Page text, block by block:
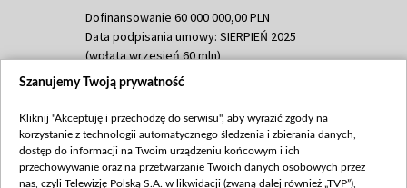
Dofinansowanie 60 000 000,00 PLN
Data podpisania umowy: SIERPIEŃ 2025
(wpłata wrzesień 60 mln)
Dofinansowanie 635 783 051,21 PLN
(wpłata wrzesień 100 mln, październik 350
mln, listopad 265 mln)
Dofinansowanie 48 862 000,00 PLN
Szanujemy Twoją prywatność
Kliknij "Akceptuję i przechodzę do serwisu", aby wyrazić zgody na
korzystanie z technologii automatycznego śledzenia i zbierania danych,
dostęp do informacji na Twoim urządzeniu końcowym i ich
przechowywanie oraz na przetwarzanie Twoich danych osobowych przez
nas, czyli Telewizję Polską S.A. w likwidacji (zwaną dalej również „TVP”),